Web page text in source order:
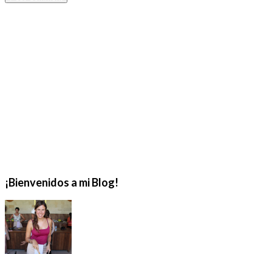
¡Bienvenidos a mi Blog!